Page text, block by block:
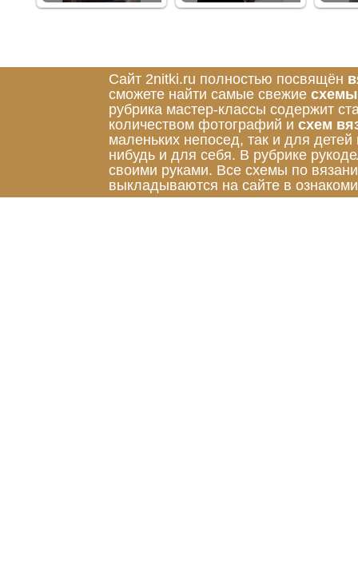
Сайт 2nitki.ru полностью посвящён
сможете найти самые свежие схемы
рубрика мастер-классы содержит
количеством фотографий и схем
маленьких непосед, так и для
нибудь и для себя. В рубрике
своими руками. Все схемы по
выкладываются на сайте в